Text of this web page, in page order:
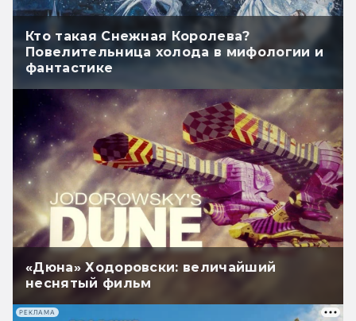
Кто такая Снежная Королева?
Повелительница холода в мифологии и
фантастике
«Дюна» Ходоровски: величайший
неснятый фильм
РЕКЛАМА